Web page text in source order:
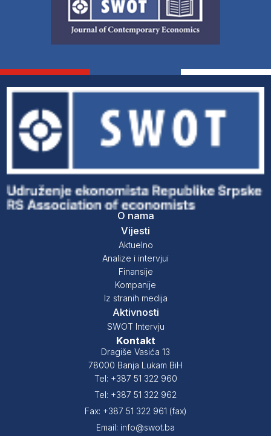
O nama
Vijesti
Aktuelno
Analize i intervjui
Finansije
Kompanije
Iz stranih medija
Aktivnosti
SWOT Intervju
Kontakt
Dragiše Vasića 13
78000 Banja Lukam BiH
Tel: +387 51 322 960
Tel: +387 51 322 962
Fax: +387 51 322 961 (fax)
Email: info@swot.ba